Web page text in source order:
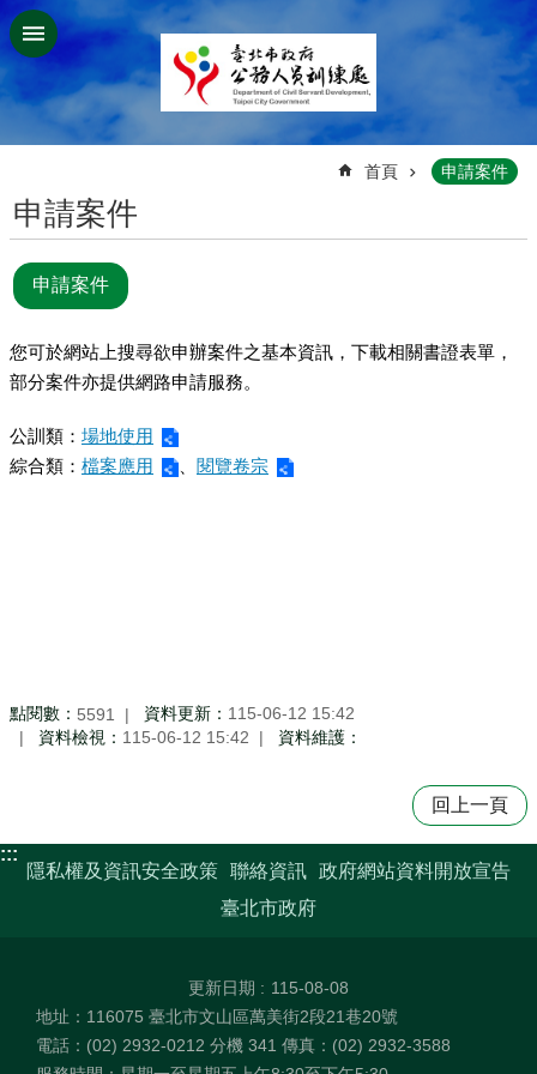
跳到主要內容區塊
首頁 申請案件
申請案件
申請案件
您可於網站上搜尋欲申辦案件之基本資訊，下載相關書證表單，
部分案件亦提供網路申請服務。
公訓類： 場地使用
綜合類： 檔案應用 閱覽卷宗
點閱數： 5591 資料更新： 115-06-12 15:42
資料檢視： 115-06-12 15:42 資料維護：
回上一頁
:::
隱私權及資訊安全政策 聯絡資訊 政府網站資料開放宣告
臺北市政府
更新日期
115-08-08
地址：116075 臺北市文山區萬美街2段21巷20號
電話：(02) 2932-0212 分機 341 傳真：(02) 2932-3588